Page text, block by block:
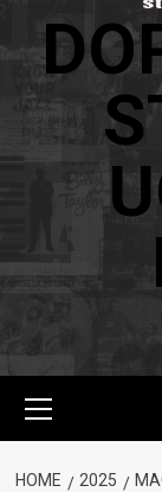
principale
HOME 2025